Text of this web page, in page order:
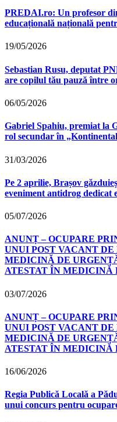
PREDAI.ro: Un profesor
educațională națională
19/05/2026
Sebastian Rusu, deputat
are copilul tău pauză între
06/05/2026
Gabriel Spahiu, premiat la
rol secundar în „Kontinental
31/03/2026
Pe 2 aprilie, Brașov
eveniment antidrog dedicat
05/07/2026
ANUNȚ – OCUPARE
UNUI POST VACANT
MEDICINĂ DE
ATESTAT ÎN MEDICINĂ
03/07/2026
ANUNȚ – OCUPARE
UNUI POST VACANT
MEDICINĂ DE
ATESTAT ÎN MEDICINĂ
16/06/2026
Regia Publică Locală a
unui concurs pentru